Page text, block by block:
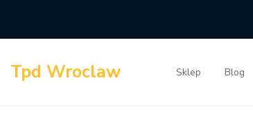
content
Tpd Wroclaw Sklep Blog